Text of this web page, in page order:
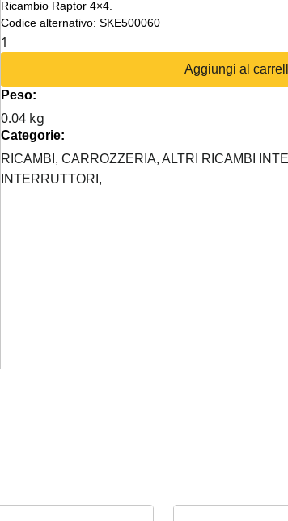
Ricambio Raptor 4×4.
Codice alternativo: SKE500060
GOMMA
LAND
ROVER
DEFENDER
quantità
Aggiungi al
Peso:
0.04 kg
Categorie:
RICAMBI, CARROZZERIA, ALTRI RICAMBI
INTERRUTTORI,